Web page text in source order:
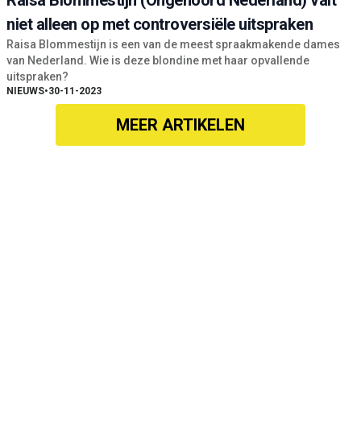
niet alleen op met controversiële uitspraken
Raisa Blommestijn is een van de meest spraakmakende dames
van Nederland. Wie is deze blondine met haar opvallende
uitspraken?
NIEUWS•30-11-2023
MEER ARTIKELEN